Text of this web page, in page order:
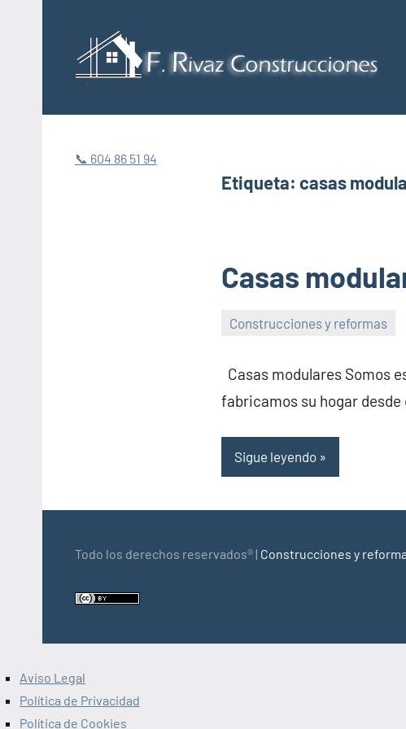
contenido
📞 604 86 51 94
Etiqueta: casas
Casas
Construcciones y reformas
Casas modulares Somos
fabricamos su hogar
Sigue leyendo
Todo los derechos reservados® | Construcciones y
Aviso Legal
Política de Privacidad
Política de Cookies